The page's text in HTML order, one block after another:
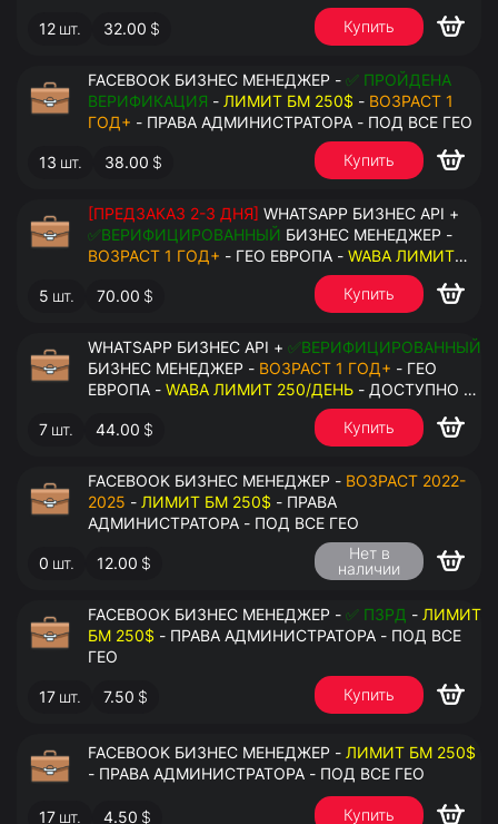
12 шт. 32.00 $ Купить
FACEBOOK БИЗНЕС МЕНЕДЖЕР - ✅ ПРОЙДЕНА
ВЕРИФИКАЦИЯ - ЛИМИТ БМ 250$ - ВОЗРАСТ 1
ГОД+ - ПРАВА АДМИНИСТРАТОРА - ПОД ВСЕ ГЕО
13 шт. 38.00 $ Купить
[ПРЕДЗАКАЗ 2-3 ДНЯ] WHATSAPP БИЗНЕС API +
✅ВЕРИФИЦИРОВАННЫЙ БИЗНЕС МЕНЕДЖЕР -
ВОЗРАСТ 1 ГОД+ - ГЕО ЕВРОПА - WABA ЛИМИТ
- ДОСТУПНО К ПРИВЯЗКЕ ДО 20
НОМЕРОВ - ПРАВА АДМИНИСТРАТОРА
5 шт. 70.00 $ Купить
WHATSAPP БИЗНЕС API + ✅ВЕРИФИЦИРОВАННЫЙ
БИЗНЕС МЕНЕДЖЕР - ВОЗРАСТ 1 ГОД+ - ГЕО
ЕВРОПА - WABA ЛИМИТ 250/ДЕНЬ - ДОСТУПНО К
ПРИВЯЗКЕ ДО 2 НОМЕРОВ - ПРАВА
АДМИНИСТРАТОРА
7 шт. 44.00 $ Купить
FACEBOOK БИЗНЕС МЕНЕДЖЕР - ВОЗРАСТ 2022-
2025 - ЛИМИТ БМ 250$ - ПРАВА
АДМИНИСТРАТОРА - ПОД ВСЕ ГЕО
0 шт. 12.00 $
Нет в
наличии
FACEBOOK БИЗНЕС МЕНЕДЖЕР - ✅ ПЗРД - ЛИМИТ
БМ 250$ - ПРАВА АДМИНИСТРАТОРА - ПОД ВСЕ
ГЕО
17 шт. 7.50 $ Купить
FACEBOOK БИЗНЕС МЕНЕДЖЕР - ЛИМИТ БМ 250$
- ПРАВА АДМИНИСТРАТОРА - ПОД ВСЕ ГЕО
17 шт. 4.50 $ Купить